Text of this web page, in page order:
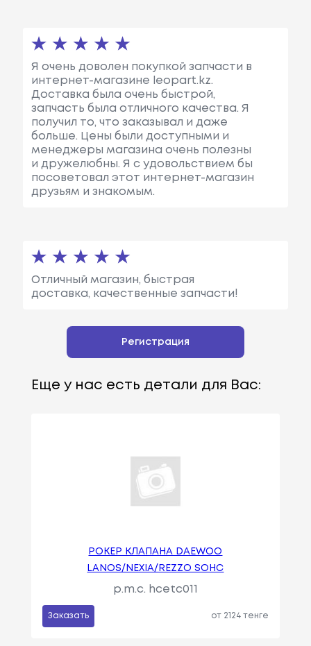
Я очень доволен покупкой запчасти в
интернет-магазине leopart.kz.
Доставка была очень быстрой,
запчасть была отличного качества. Я
получил то, что заказывал и даже
больше. Цены были доступными и
менеджеры магазина очень полезны
и дружелюбны. Я с удовольствием бы
посоветовал этот интернет-магазин
друзьям и знакомым.
Отличный магазин, быстрая
доставка, качественные запчасти!
Регистрация
Еще у нас есть детали для Вас:
РОКЕР КЛАПАНА DAEWOO
LANOS/NEXIA/REZZO SOHC
p.m.c. hcetc011
Заказать от 2124 тенге